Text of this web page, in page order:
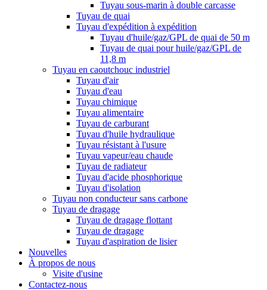
Tuyau sous-marin à double carcasse
Tuyau de quai
Tuyau d'expédition à expédition
Tuyau d'huile/gaz/GPL de quai de 50 m
Tuyau de quai pour huile/gaz/GPL de
11,8 m
Tuyau en caoutchouc industriel
Tuyau d'air
Tuyau d'eau
Tuyau chimique
Tuyau alimentaire
Tuyau de carburant
Tuyau d'huile hydraulique
Tuyau résistant à l'usure
Tuyau vapeur/eau chaude
Tuyau de radiateur
Tuyau d'acide phosphorique
Tuyau d'isolation
Tuyau non conducteur sans carbone
Tuyau de dragage
Tuyau de dragage flottant
Tuyau de dragage
Tuyau d'aspiration de lisier
Nouvelles
À propos de nous
Visite d'usine
Contactez-nous